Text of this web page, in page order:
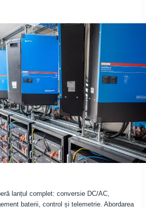
lanțul complet: conversie DC/AC,
baterii, control și telemetrie. Abordarea